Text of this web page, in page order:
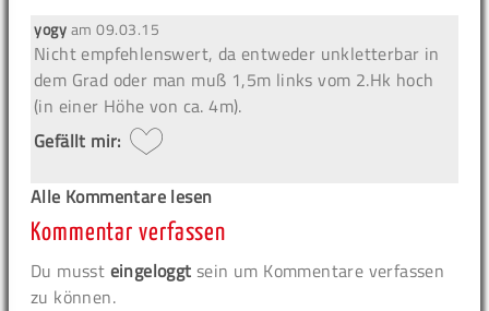
yogyam09.03.15
Nicht empfehlenswert, da entweder unkletterbar in
dem Grad oder man muß 1,5m links vom 2.Hk hoch
(in einer Höhe von ca. 4m).
Gefällt mir:
Alle Kommentare lesen
Kommentar verfassen
Du musst eingeloggt sein um Kommentare verfassen
zu können.